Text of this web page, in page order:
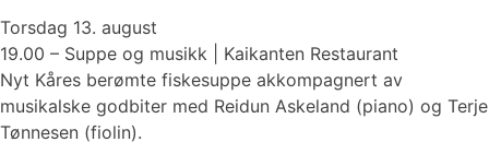
Torsdag 13. august
19.00 – Suppe og musikk | Kaikanten Restaurant
Nyt Kåres berømte fiskesuppe akkompagnert av
musikalske godbiter med Reidun Askeland (piano) og Terje
Tønnesen (fiolin).